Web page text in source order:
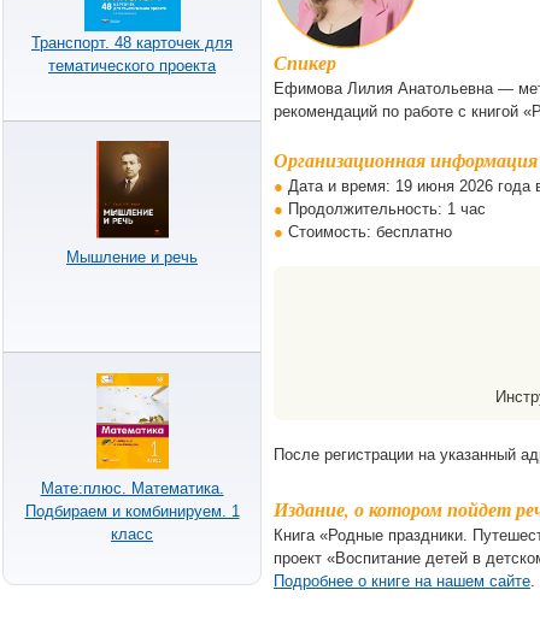
Транспорт. 48 карточек для
тематического проекта
Мышление и речь
Мате:плюс. Математика.
Подбираем и комбинируем. 1
класс
Спикер
Ефимова Лилия Анатольевна —
рекомендаций по работе с книгой
Организационная информация
● Дата и время: 19 июня 2026 года
● Продолжительность: 1 час
● Стоимость: бесплатно
После регистрации на указанный
Издание, о котором пойдет
Книга «Родные праздники.
проект «Воспитание детей в
Подробнее о книге на нашем сайте.